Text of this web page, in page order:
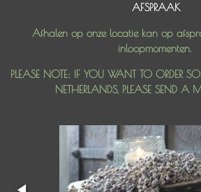
AFSPRAAK
Afhalen op onze locatie kan op
inloopmomenten.
PLEASE NOTE: IF YOU WANT TO ORDER
NETHERLANDS, PLEASE SEND A